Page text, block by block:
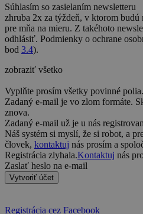
Súhlasím so zasielaním newsletteru
zhruba 2x za týždeň, v ktorom
pre mňa na mieru. Z takéhoto
odhlásiť. Podmienky o ochrane
bod 3.4).
zobraziť všetko
Vyplňte prosím všetky povinné polia.
Zadaný e-mail je vo zlom formáte.
znova.
Zadaný e-mail už je u nás
Náš systém si myslí, že si robot, a
človek, kontaktuj nás prosím a
Registrácia zlyhala.Kontaktuj nás
Zaslať heslo na e-mail
Vytvoriť účet
Registrácia cez Facebook